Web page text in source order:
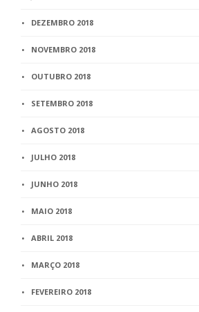
DEZEMBRO 2018
NOVEMBRO 2018
OUTUBRO 2018
SETEMBRO 2018
AGOSTO 2018
JULHO 2018
JUNHO 2018
MAIO 2018
ABRIL 2018
MARÇO 2018
FEVEREIRO 2018